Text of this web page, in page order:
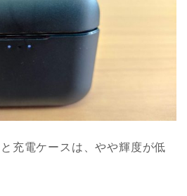
充電ケースは、やや輝度が低